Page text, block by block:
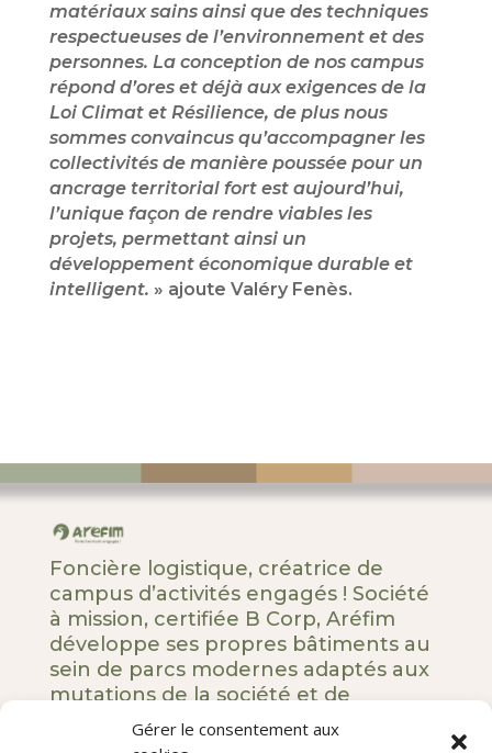
Gérer le consentement aux
matériaux sains ainsi que des techniques
respectueuses de l’environnement et des
personnes. La conception de nos campus
répond d’ores et déjà aux exigences de la
Loi Climat et Résilience, de plus nous
sommes convaincus qu’accompagner les
collectivités de manière poussée pour un
ancrage territorial fort est aujourd’hui,
l’unique façon de rendre viables les
projets, permettant ainsi un
développement économique durable et
intelligent. » ajoute Valéry Fenès.
Foncière logistique, créatrice de
campus d’activités engagés ! Société
à mission, certifiée B Corp, Aréfim
développe ses propres bâtiments au
sein de parcs modernes adaptés aux
mutations de la société et de
l’entreprise.